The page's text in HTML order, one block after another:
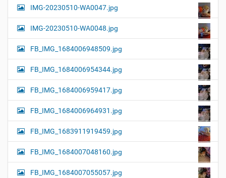
IMG-20230510-WA0047.jpg
IMG-20230510-WA0048.jpg
FB_IMG_1684006948509.jpg
FB_IMG_1684006954344.jpg
FB_IMG_1684006959417.jpg
FB_IMG_1684006964931.jpg
FB_IMG_1683911919459.jpg
FB_IMG_1684007048160.jpg
FB_IMG_1684007055057.jpg